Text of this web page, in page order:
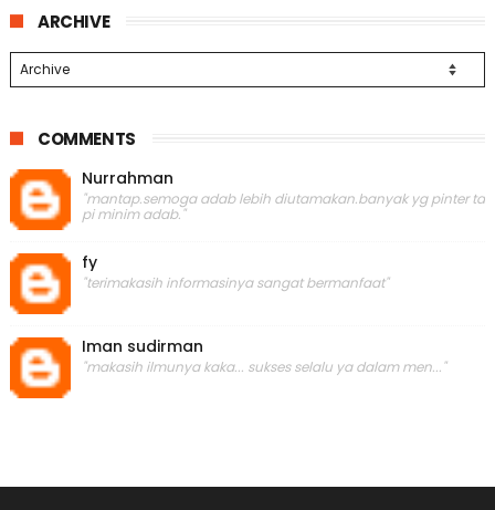
ARCHIVE
COMMENTS
Nurrahman
"mantap.semoga adab lebih diutamakan.banyak yg pinter ta
pi minim adab."
fy
"terimakasih informasinya sangat bermanfaat"
Iman sudirman
"makasih ilmunya kaka... sukses selalu ya dalam men..."